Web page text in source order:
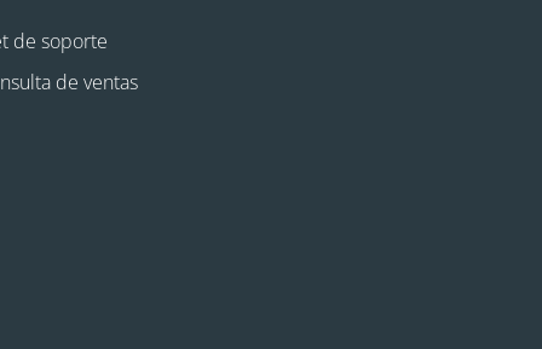
de soporte
de ventas